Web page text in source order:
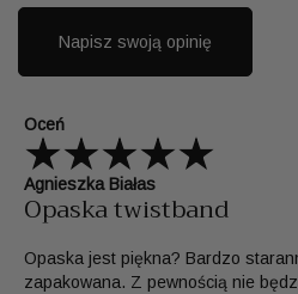
Napisz swoją opinię
Oceń
Agnieszka Białas
Opaska twistband
Opaska jest piękna? Bardzo
zapakowana. Z pewnością nie